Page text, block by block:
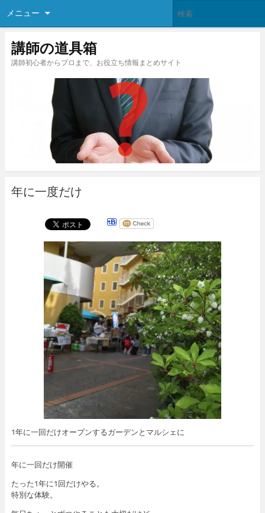
メニュー
講師の道具箱
講師初心者からプロまで、お役立ち情報まとめサイト
年に一度だけ
1年に一回だけオープンするガーデンとマルシェに
年に一回だけ開催
たった1年に1回だけやる。
特別な体験。